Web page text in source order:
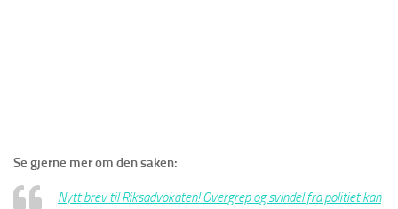
Se gjerne mer om den saken:
Nytt brev til Riksadvokaten! Overgrep og svindel fra politiet kan